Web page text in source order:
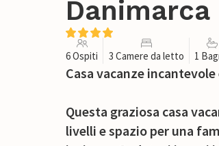
Danimarca
6 Ospiti 3 Camere da letto 1
Casa vacanze
Questa graziosa casa
livelli e spazio per una